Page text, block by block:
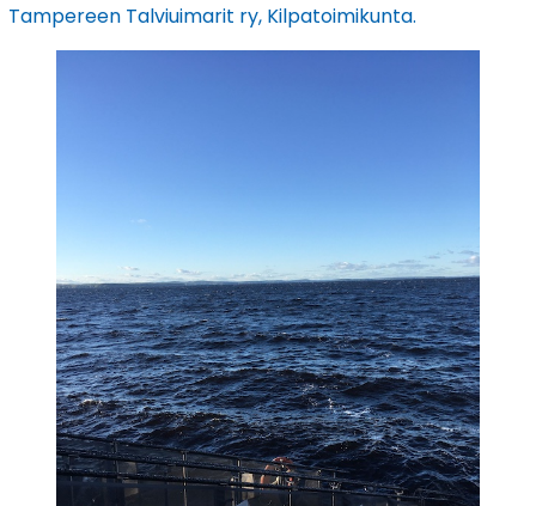
Tampereen Talviuimarit ry, Kilpatoimikunta.